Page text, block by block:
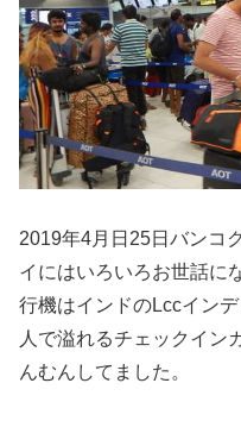
2019年4月日25日バンコ
イにはいろいろお世話に
行機はインドのLccイン
人で溢れるチェックイン
んむんしてました。